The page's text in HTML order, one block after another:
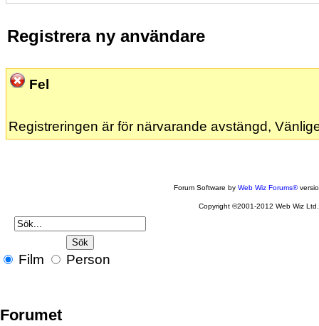
Registrera ny användare
Fel
Registreringen är för närvarande avstängd,
Forum Software byWeb Wiz Forums®
Copyright ©2001-2012 Web Wiz Ltd.
Film Person
Forumet